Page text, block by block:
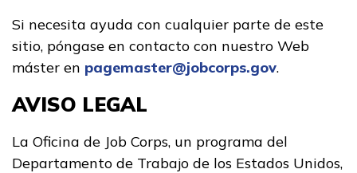
Si necesita ayuda con cualquier parte de este
sitio, póngase en contacto con nuestro Web
máster en pagemaster@jobcorps.gov.
AVISO LEGAL
La Oficina de Job Corps, un programa del
Departamento de Trabajo de los Estados Unidos,